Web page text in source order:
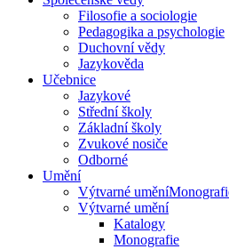
Filosofie a sociologie
Pedagogika a psychologie
Duchovní vědy
Jazykověda
Učebnice
Jazykové
Střední školy
Základní školy
Zvukové nosiče
Odborné
Umění
Výtvarné
Výtvarné umění
Katalogy
Monografie